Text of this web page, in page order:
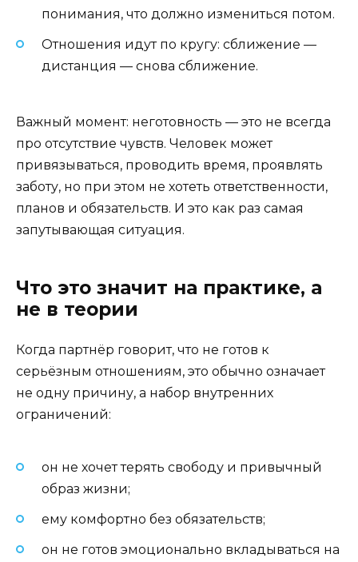
понимания, что должно измениться потом.
Отношения идут по кругу: сближение —
дистанция — снова сближение.
Важный момент: неготовность — это не всегда
про отсутствие чувств. Человек может
привязываться, проводить время, проявлять
заботу, но при этом не хотеть ответственности,
планов и обязательств. И это как раз самая
запутывающая ситуация.
Что это значит на практике, а
не в теории
Когда партнёр говорит, что не готов к
серьёзным отношениям, это обычно означает
не одну причину, а набор внутренних
ограничений:
он не хочет терять свободу и привычный
образ жизни;
ему комфортно без обязательств;
он не готов эмоционально вкладываться на